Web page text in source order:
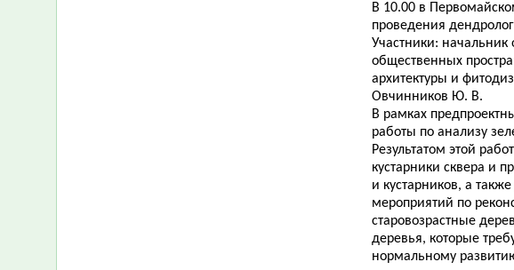
В 10.00 в
проведения
Участники: начальник
общественных
архитектуры и
Овчинников Ю. В.
В рамках
работы по анализу
Результатом этой
кустарники сквера и
и кустарников, а
мероприятий по
старовозрастные
деревья, которые
нормальному